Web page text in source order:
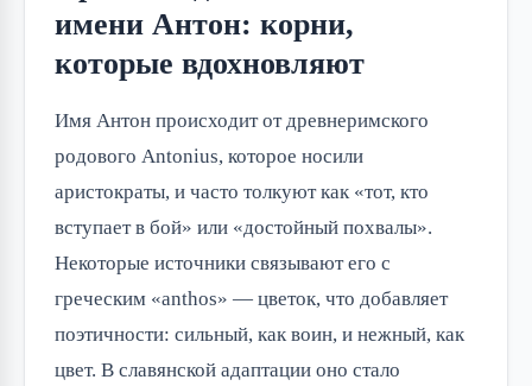
имени Антон: корни,
которые вдохновляют
Имя Антон происходит от древнеримского
родового Antonius, которое носили
аристократы, и часто толкуют как «тот, кто
вступает в бой» или «достойный похвалы».
Некоторые источники связывают его с
греческим «anthos» — цветок, что добавляет
поэтичности: сильный, как воин, и нежный, как
цвет. В славянской адаптации оно стало